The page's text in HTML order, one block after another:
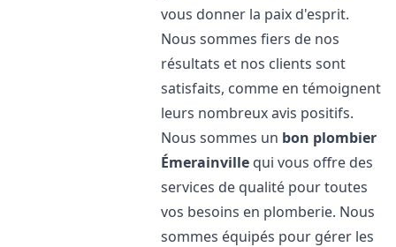
vous donner la paix d'esprit.
Nous sommes fiers de nos
résultats et nos clients sont
satisfaits, comme en témoignent
leurs nombreux avis positifs.
Nous sommes un bon plombier
Émerainville qui vous offre des
services de qualité pour toutes
vos besoins en plomberie. Nous
sommes équipés pour gérer les